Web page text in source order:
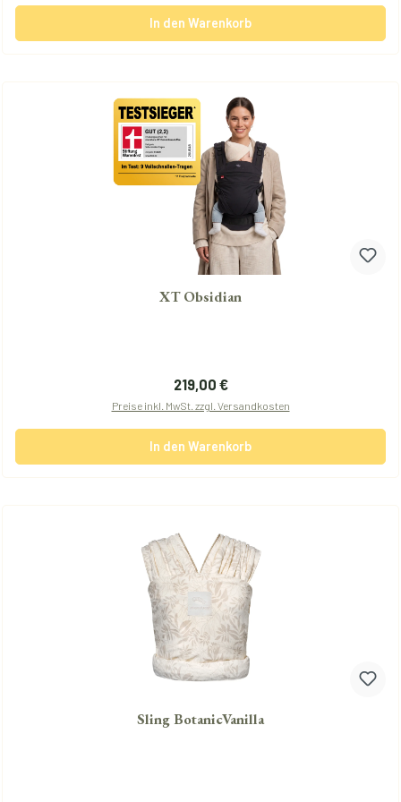
In den Warenkorb
XT Obsidian
Regulärer Preis:
219,00 €
Preise inkl. MwSt. zzgl. Versandkosten
In den Warenkorb
Sling BotanicVanilla